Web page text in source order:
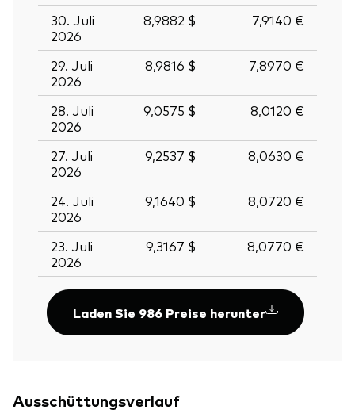
30. Juli
2026
8,9882 $ 7,9140 €
29. Juli
2026
8,9816 $ 7,8970 €
28. Juli
2026
9,0575 $ 8,0120 €
27. Juli
2026
9,2537 $ 8,0630 €
24. Juli
2026
9,1640 $ 8,0720 €
23. Juli
2026
9,3167 $ 8,0770 €
Laden Sie 986 Preise herunter
Ausschüttungsverlauf